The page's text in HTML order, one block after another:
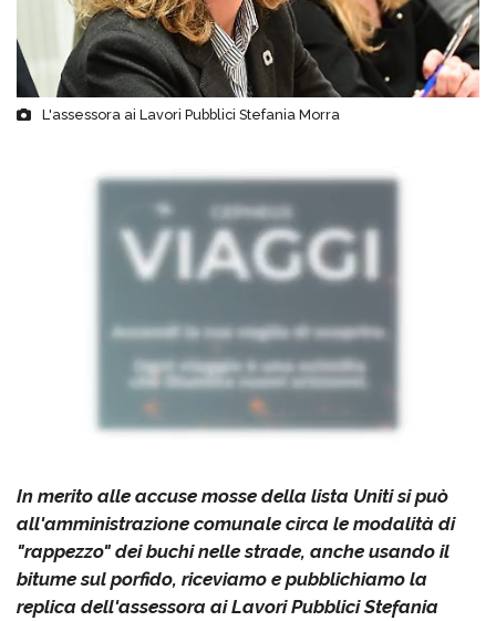
L'assessora ai Lavori Pubblici Stefania Morra
In merito alle accuse mosse della lista Uniti si può
all'amministrazione comunale circa le modalità di
"rappezzo" dei buchi nelle strade, anche usando il
bitume sul porfido, riceviamo e pubblichiamo la
replica dell'assessora ai Lavori Pubblici Stefania